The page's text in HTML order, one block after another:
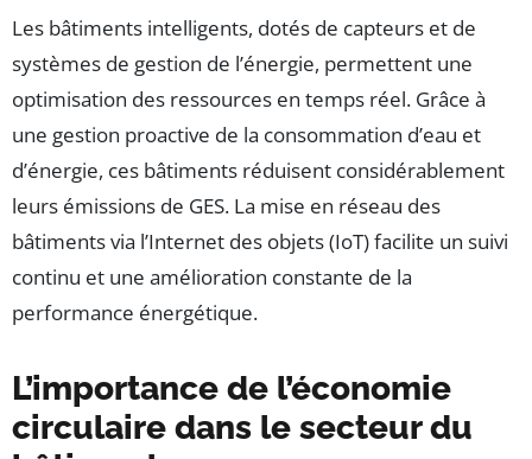
Les bâtiments intelligents, dotés de capteurs et de
systèmes de gestion de l’énergie, permettent une
optimisation des ressources en temps réel. Grâce à
une gestion proactive de la consommation d’eau et
d’énergie, ces bâtiments réduisent considérablement
leurs émissions de GES. La mise en réseau des
bâtiments via l’Internet des objets (IoT) facilite un suivi
continu et une amélioration constante de la
performance énergétique.
L’importance de l’économie
circulaire dans le secteur du